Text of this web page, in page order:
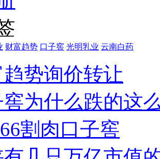
财富趋势 口子窖 光明乳业 云南白药
趋势询价转让
窖为什么跌的这
割肉口子窖